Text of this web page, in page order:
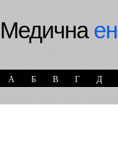
Медична
А Б В Г Д